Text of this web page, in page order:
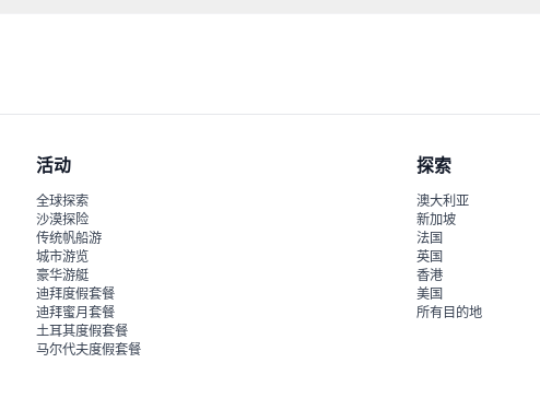
活动
全球探索
沙漠探险
传统帆船游
城市游览
豪华游艇
迪拜度假套餐
迪拜蜜月套餐
土耳其度假套餐
马尔代夫度假套餐
探索
澳大利亚
新加坡
法国
英国
香港
美国
所有目的地